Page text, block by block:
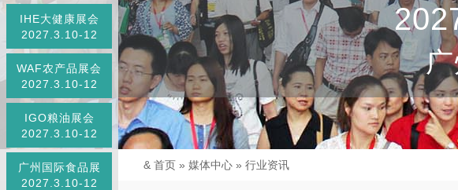
IHE大健康展会
2027.3.10-12
WAF农产品展会
2027.3.10-12
IGO粮油展会
2027.3.10-12
广州国际食品展
2027.3.10-12
& 首页 » 媒体中心 » 行业资讯